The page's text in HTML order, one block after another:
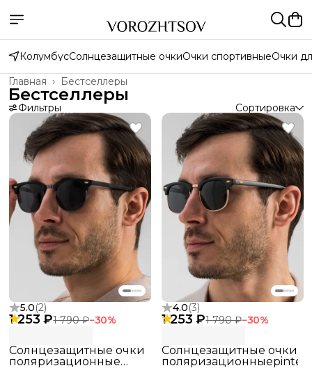
КолумбусСолнцезащитные очкиОчки спортивныеОчки
Бестселлеры
Главная ›
Бестселлеры
Фильтры Сортировка
5.0(2)
1 253 ₽1 790 ₽−30%
Солнцезащитные очки
поляризационные
4.0(3)
1 253 ₽1 790 ₽−30%
Солнцезащитные очки